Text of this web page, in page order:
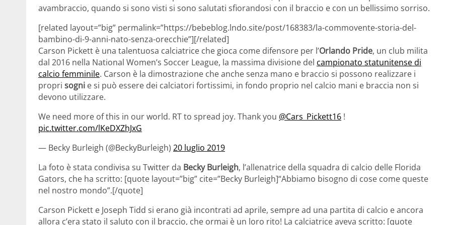
avambraccio, quando si sono visti si sono salutati sfiorandosi con il braccio e con un bellissimo sorriso.
[related layout=”big” permalink=”https://bebeblog.lndo.site/post/168383/la-commovente-storia-del-
bambino-di-9-anni-nato-senza-orecchie”][/related]
Carson Pickett è una talentuosa calciatrice che gioca come difensore per l’Orlando Pride, un club milita
dal 2016 nella National Women’s Soccer League, la massima divisione del campionato statunitense di
calcio femminile. Carson è la dimostrazione che anche senza mano e braccio si possono realizzare i
propri sogni e si può essere dei calciatori fortissimi, in fondo proprio nel calcio mani e braccia non si
devono utilizzare.
We need more of this in our world. RT to spread joy. Thank you @Cars_Pickett16 !
pic.twitter.com/lKeDXZhJxG
— Becky Burleigh (@BeckyBurleigh) 20 luglio 2019
La foto è stata condivisa su Twitter da Becky Burleigh, l’allenatrice della squadra di calcio delle Florida
Gators, che ha scritto: [quote layout=”big” cite=”Becky Burleigh]“Abbiamo bisogno di cose come queste
nel nostro mondo”.[/quote]
Carson Pickett e Joseph Tidd si erano già incontrati ad aprile, sempre ad una partita di calcio e ancora
allora c’era stato il saluto con il braccio, che ormai è un loro rito! La calciatrice aveva scritto: [quote